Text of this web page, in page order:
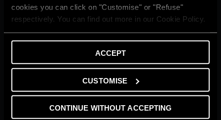
cookies you can click on "Customise" or "Refuse"
respectively. You can find out more in our Cookie Policy.
ACCEPT
CUSTOMISE
CONTINUE WITHOUT ACCEPTING
DỊCH VỤ KHÁCH HÀNG
Đăng kí bảo hành online
Liên Hệ Với Chúng Tôi
SẢN PHẨM
Máy Nước Nóng Gián Tiếp
Máy Nước Nóng Trực Tiếp
Máy Nước Nóng Năng Lượng
Máy Nước Nóng Bơm Nhiệt